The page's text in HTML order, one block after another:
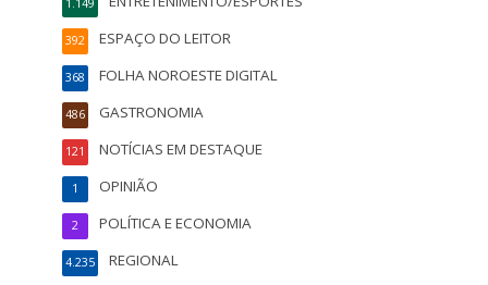
1.149
ESPAÇO DO LEITOR
392
FOLHA NOROESTE DIGITAL
368
GASTRONOMIA
486
NOTÍCIAS EM DESTAQUE
121
OPINIÃO
1
POLÍTICA E ECONOMIA
2
REGIONAL
4.235